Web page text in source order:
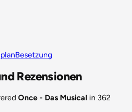
Besetzung
Rezensionen
Once - Das Musical in 362